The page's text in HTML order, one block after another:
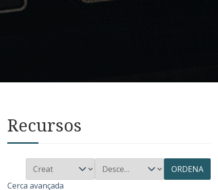
Recursos
ORDENA
Cerca avançada